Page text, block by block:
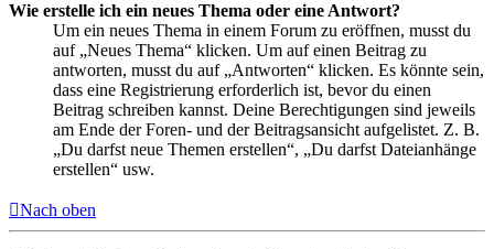
Wie erstelle ich ein neues Thema oder eine Antwort?
Um ein neues Thema in einem Forum zu eröffnen, musst du
auf „Neues Thema“ klicken. Um auf einen Beitrag zu
antworten, musst du auf „Antworten“ klicken. Es könnte sein,
dass eine Registrierung erforderlich ist, bevor du einen
Beitrag schreiben kannst. Deine Berechtigungen sind jeweils
am Ende der Foren- und der Beitragsansicht aufgelistet. Z. B.
„Du darfst neue Themen erstellen“, „Du darfst Dateianhänge
erstellen“ usw.
Nach oben